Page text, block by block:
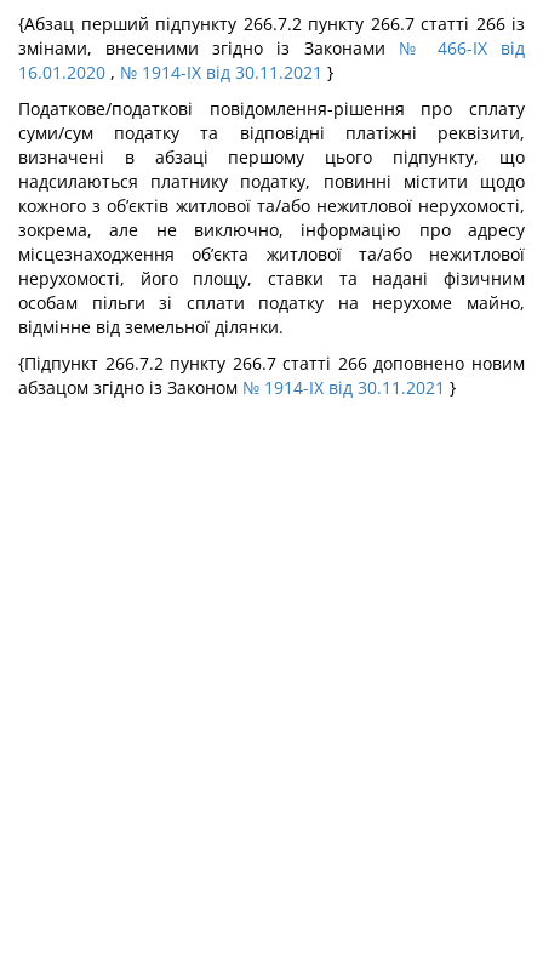
{Абзац перший підпункту 266.7.2 пункту 266.7 статті 266 із
змінами, внесеними згідно із Законами № 466-IX від
16.01.2020 , № 1914-IX від 30.11.2021 }
Податкове/податкові повідомлення-рішення про сплату
суми/сум податку та відповідні платіжні реквізити,
визначені в абзаці першому цього підпункту, що
надсилаються платнику податку, повинні містити щодо
кожного з об’єктів житлової та/або нежитлової нерухомості,
зокрема, але не виключно, інформацію про адресу
місцезнаходження об’єкта житлової та/або нежитлової
нерухомості, його площу, ставки та надані фізичним
особам пільги зі сплати податку на нерухоме майно,
відмінне від земельної ділянки.
{Підпункт 266.7.2 пункту 266.7 статті 266 доповнено новим
абзацом згідно із Законом № 1914-IX від 30.11.2021 }